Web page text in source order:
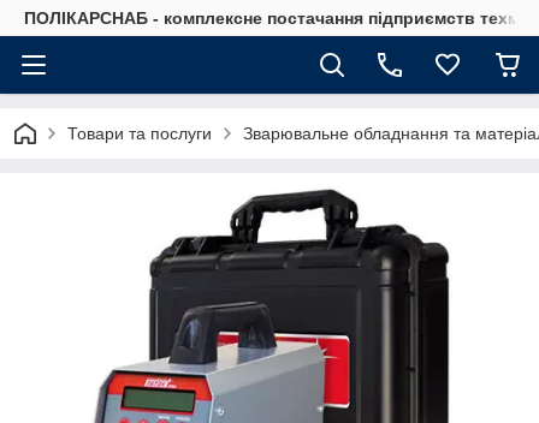
ПОЛІКАРСНАБ - комплексне постачання підприємств
Товари та послуги Зварювальне обладнання та